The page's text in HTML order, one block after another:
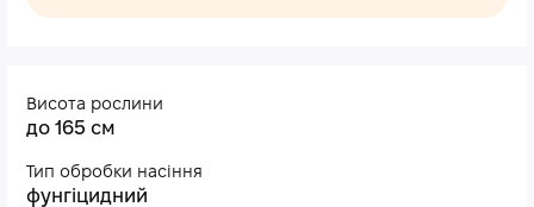
Висота рослини
до 165 см
Тип обробки насіння
фунгіцидний